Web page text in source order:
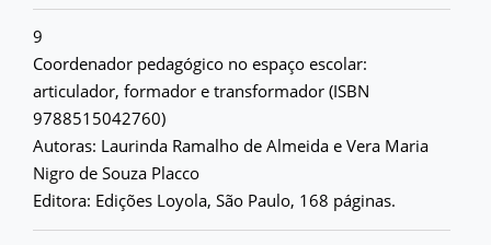
9
Coordenador pedagógico no espaço escolar:
articulador, formador e transformador (ISBN
9788515042760)
Autoras: Laurinda Ramalho de Almeida e Vera Maria
Nigro de Souza Placco
Editora: Edições Loyola, São Paulo, 168 páginas.